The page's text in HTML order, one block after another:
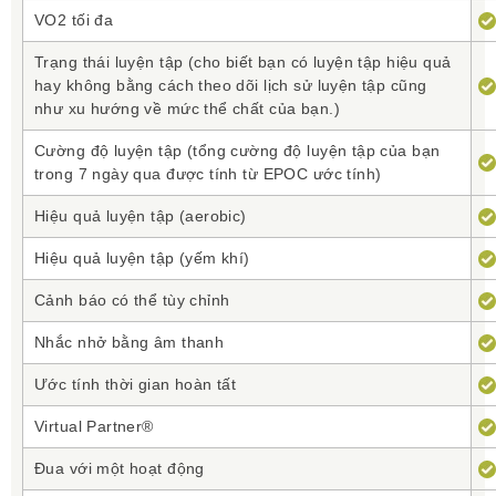
Năng Lượng Chạy
Thêm dữ liệu nguồn vào quá trình luyện tập của bạn bằng
cách tải ứng dụng Năng Lượng Chạy từ cửa hàng Connect
IQ vào đồng hồ tương thích của bạn. Được phát triển bởi
Garmin Labs, ứng dụng Năng Lượng Chạy nhấp vào các số
liệu - chẳng hạn như tốc độ, dao động theo chiều dọc, cấp
độ và thậm chí cả điều kiện gió tại địa phương - để xác
định lượng năng lượng bạn sử dụng lên mặt đất khi chạy.
Khi bạn biết bạn đang sử dụng bao nhiêu năng lượng từ
hàng phút và hàng dặm, bạn có thể tự mình vận động tốt
hơn, điều này có thể giúp bạn tránh quá mệt mỏi. Đây có
phải là tin tốt nhất không? Nếu bạn đã sở hữu đúng thiết
bị Garmin, bạn được miễn phí bổ sung năng lượng để
chạy. Tất cả những gì bạn cần là một chiếc fēnix 5 và 1 trong
3 phụ kiện: HRM-Run ™, HRM-Tri ™ hoặc Running
Dynamics Pod. Tìm hiểu thêm
Nguồn:Garmin.vn
VO2 tối đa
Trạng thái luyện tập (cho biết bạn có luyện tập hiệu quả
hay không bằng cách theo dõi lịch sử luyện tập cũng
như xu hướng về mức thể chất của bạn.)
Cường độ luyện tập (tổng cường độ luyện tập của bạn
trong 7 ngày qua được tính từ EPOC ước tính)
Hiệu quả luyện tập (aerobic)
Hiệu quả luyện tập (yếm khí)
Cảnh báo có thể tùy chỉnh
Nhắc nhở bằng âm thanh
Ước tính thời gian hoàn tất
Virtual Partner®
Đua với một hoạt động